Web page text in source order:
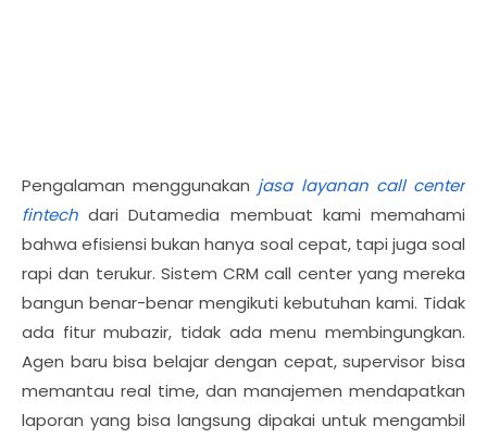
Pengalaman menggunakan jasa layanan call center
fintech dari Dutamedia membuat kami memahami
bahwa efisiensi bukan hanya soal cepat, tapi juga soal
rapi dan terukur. Sistem CRM call center yang mereka
bangun benar-benar mengikuti kebutuhan kami. Tidak
ada fitur mubazir, tidak ada menu membingungkan.
Agen baru bisa belajar dengan cepat, supervisor bisa
memantau real time, dan manajemen mendapatkan
laporan yang bisa langsung dipakai untuk mengambil